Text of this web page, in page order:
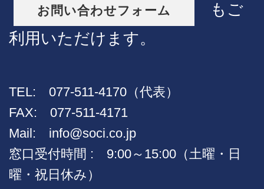
お問い合わせフォーム
もご
利用いただけます。
TEL: 077-511-4170（代表）
FAX: 077-511-4171
Mail: info@soci.co.jp
窓口受付時間 : 9:00～15:00（土曜・日
曜・祝日休み）